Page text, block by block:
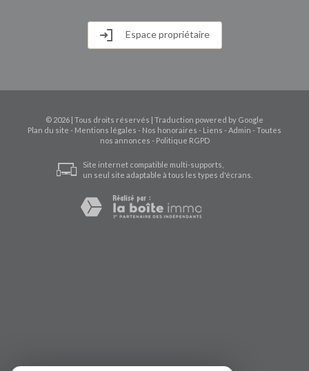
Espace propriétaire
© 2026 | Tous droits réservés | Traduction powered by Google
Plan du site - Mentions légales - Nos honoraires - Liens - Admin - Toutes
nos annonces - Politique RGPD
Site internet compatible multi-supports,
un seul site adaptable à tous les types d'écrans.